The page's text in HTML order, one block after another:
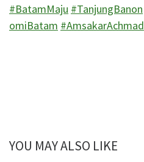
#BatamMaju #TanjungBanon
omiBatam #AmsakarAchmad
YOU MAY ALSO LIKE